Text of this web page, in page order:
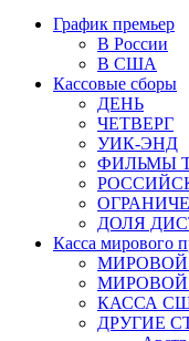
График премьер
В России
В США
Кассовые сборы
ДЕНЬ
ЧЕТВЕРГ
УИК-ЭНД
ФИЛЬМЫ
ДОЛЯ
Касса мирового
МИРОВОЙ
МИРОВОЙ
КАССА
ДРУГИЕ